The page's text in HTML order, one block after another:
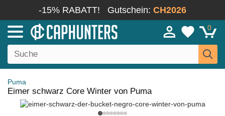
-15% RABATT! Gutschein: CH2026
0
Puma
Eimer schwarz Core Winter von Puma